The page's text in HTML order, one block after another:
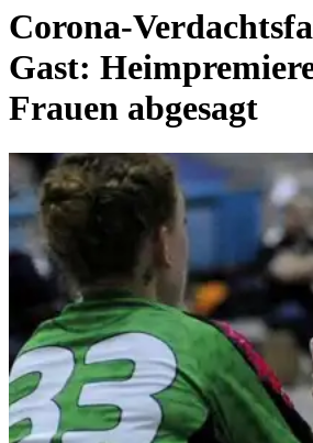
Corona-
Gast:
Frauen abgesagt